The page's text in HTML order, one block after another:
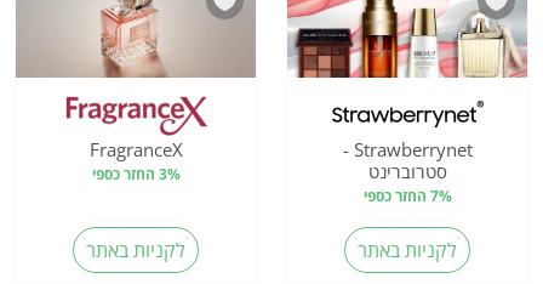
Strawberrynet -
סטרוברינט
7% החזר כספי
לקניות באתר
FragranceX
3% החזר כספי
לקניות באתר